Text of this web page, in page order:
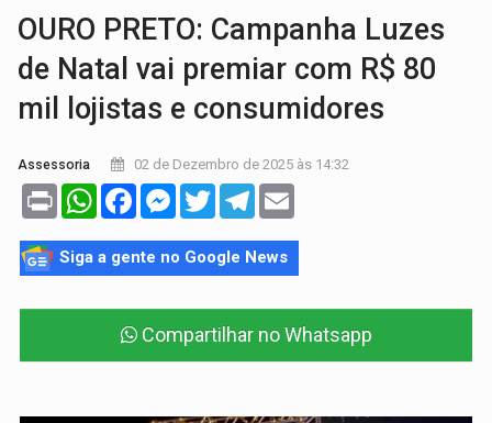
OURO PRETO: Campanha Luzes
de Natal vai premiar com R$ 80
mil lojistas e consumidores
Assessoria 02 de Dezembro de 2025 às 14:32
Print WhatsAppFacebookMessenger
TwitterTelegram
Siga a gente no Google News
Compartilhar no Whatsapp